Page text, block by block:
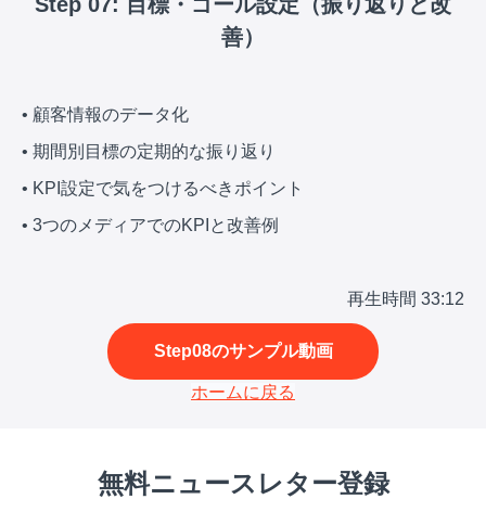
善）
• 顧客情報のデータ化
• 期間別目標の定期的な振り返り
• KPI設定で気をつけるべきポイント
• 3つのメディアでのKPIと改善例
再生時間 33:12
Step08のサンプル動画
ホームに戻る
無料ニュースレター登録